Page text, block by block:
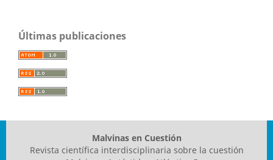
Últimas publicaciones
Malvinas en Cuestión
Revista científica interdisciplinaria sobre la cuestión